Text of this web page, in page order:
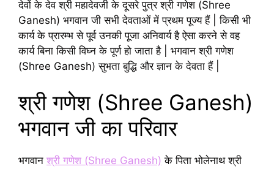
देवों के देव श्री महादेवजी के दूसरे पुत्र श्री गणेश (Shree
Ganesh) भगवान जी सभी देवताओं में प्रथम पूज्य हैं | किसी भी
कार्य के प्रारम्भ से पूर्व उनकी पूजा अनिवार्य है ऐसा करने से वह
कार्य बिना किसी विघ्न के पूर्ण हो जाता है | भगवान श्री गणेश
(Shree Ganesh) सुभता बुद्धि और ज्ञान के देवता हैं |
श्री गणेश (Shree Ganesh)
भगवान जी का परिवार
भगवान श्री गणेश (Shree Ganesh) के पिता भोलेनाथ श्री